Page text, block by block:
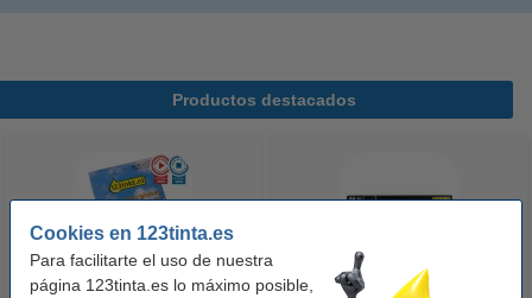
Cookies en 123tinta.es
Para facilitarte el uso de nuestra
página 123tinta.es lo máximo posible,
Productos destacados